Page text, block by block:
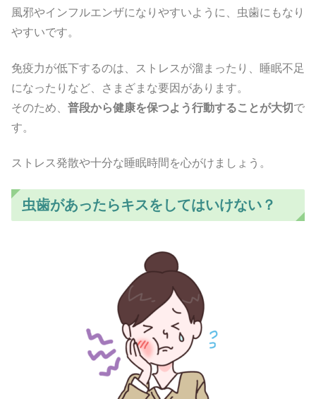
風邪やインフルエンザになりやすいように、虫歯にもなり
やすいです。
免疫力が低下するのは、ストレスが溜まったり、睡眠不足
になったりなど、さまざまな要因があります。
そのため、 普段から健康を保つよう行動することが大切 で
す。
ストレス発散や十分な睡眠時間を心がけましょう。
虫歯があったらキスをしてはいけない？